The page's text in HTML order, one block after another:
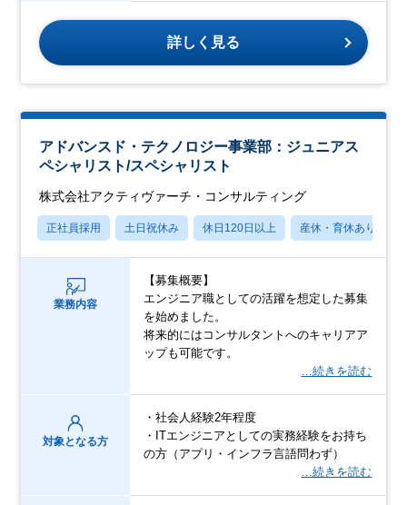
詳しく見る
アドバンスド・テクノロジー事業部：ジュニアス
ペシャリスト/スペシャリスト
株式会社アクティヴァーチ・コンサルティング
正社員採用 土日祝休み 休日120日以上 産休・育休あり
業務内容
【募集概要】
エンジニア職としての活躍を想定した募集
を始めました。
将来的にはコンサルタントへのキャリアア
ップも可能です。
…続きを読む
対象となる方
・社会人経験2年程度
・ITエンジニアとしての実務経験をお持ち
の方（アプリ・インフラ言語問わず）
…続きを読む